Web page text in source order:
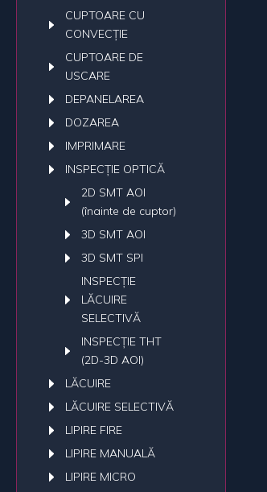
CUPTOARE CU
CONVECȚIE
CUPTOARE DE
USCARE
DEPANELAREA
DOZAREA
IMPRIMARE
INSPECȚIE OPTICĂ
2D SMT AOI
(înainte de cuptor)
3D SMT AOI
3D SMT SPI
INSPECȚIE
LĂCUIRE
SELECTIVĂ
INSPECȚIE THT
(2D-3D AOI)
LĂCUIRE
LĂCUIRE SELECTIVĂ
LIPIRE FIRE
LIPIRE MANUALĂ
LIPIRE MICRO